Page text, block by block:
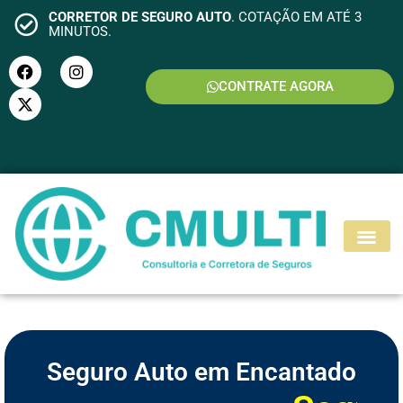
CORRETOR DE SEGURO AUTO. COTAÇÃO EM ATÉ 3
MINUTOS.
CONTRATE AGORA
SEGURO MOTO
Seguro Auto em Encantado